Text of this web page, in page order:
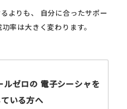
よりも、 自分に合ったサポー
率は大きく変わります。
ルゼロの 電子シーシャを
いる方へ